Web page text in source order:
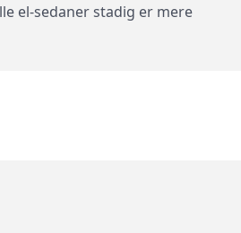
el-sedaner stadig er mere